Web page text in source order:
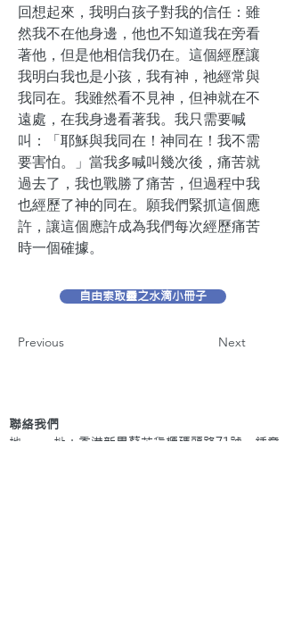
回想起來，我明白孩子對我的信任：雖
然我不在他身邊，他也不知道我在旁看
著他，但是他相信我仍在。這個經歷讓
我明白我也是小孩，我有神，祂經常與
我同在。我雖然看不見神，但神就在不
遠處，在我身邊看著我。我只需要喊
叫：「耶穌與我同在！神同在！我不需
要害怕。」當我多喊叫幾次後，痛苦就
過去了，我也戰勝了痛苦，但過程中我
也經歷了神的同在。願我們緊抓這個應
許，讓這個應許成為我們每次經歷痛苦
時一個確據。
自由索取靈之水滴小冊子
Previous Next
聯絡我們
地 址：香港新界葵芳貨櫃碼頭路71號，鍾意